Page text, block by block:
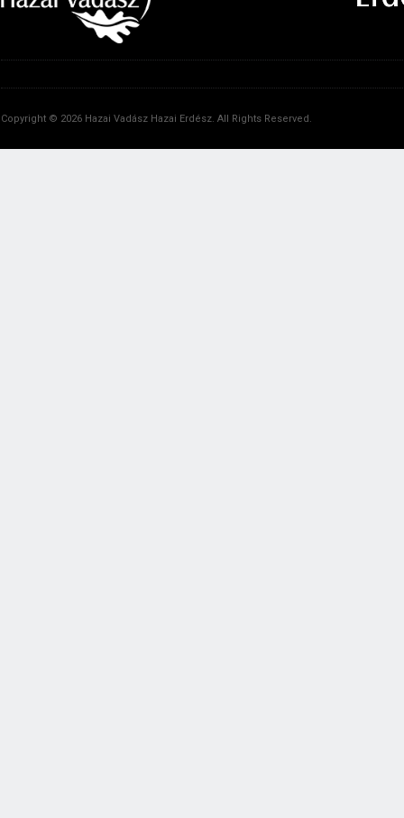
Copyright © 2026 Hazai Vadász Hazai Erdész. All Rights Reserved.